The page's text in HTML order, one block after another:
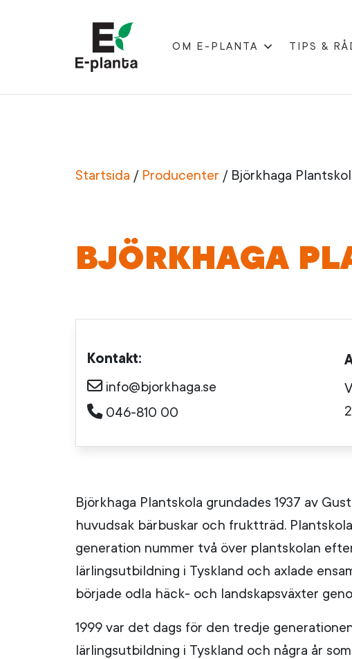
HUVUDNAVIGERING
OM E-PLANTA TIPS &
Startsida / Producenter / Björkhaga
BJÖRKHAGA
Kontakt:
info@bjorkhaga.se
046-810 00
Björkhaga Plantskola grundades 1937 av
huvudsak bärbuskar och fruktträd.
generation nummer två över plantskolan
lärlingsutbildning i Tyskland och axlade
började odla häck- och landskapsväxter
1999 var det dags för den tredje
lärlingsutbildning i Tyskland och några år